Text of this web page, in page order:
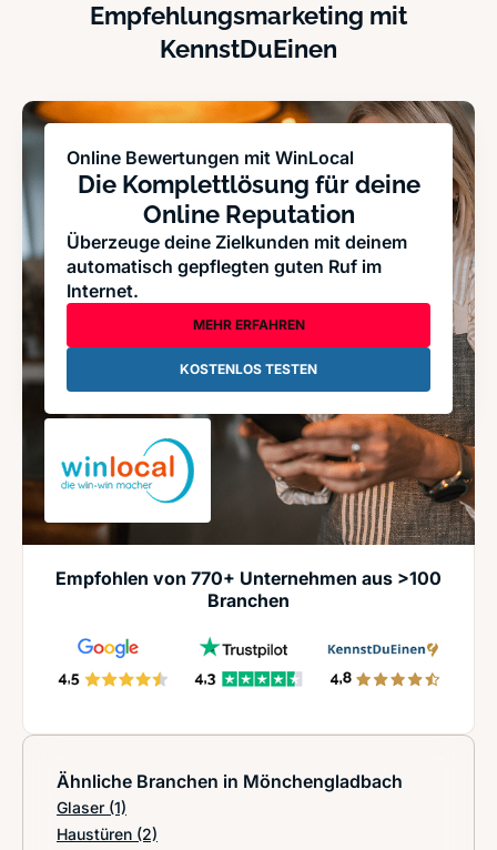
Empfehlungsmarketing mit
KennstDuEinen
Online Bewertungen mit WinLocal
Die Komplettlösung für deine
Online Reputation
Überzeuge deine Zielkunden mit deinem
automatisch gepflegten guten Ruf im
Internet.
MEHR ERFAHREN
KOSTENLOS TESTEN
Empfohlen von 770+ Unternehmen aus >100
Branchen
Ähnliche Branchen in Mönchengladbach
Glaser (1)
Haustüren (2)